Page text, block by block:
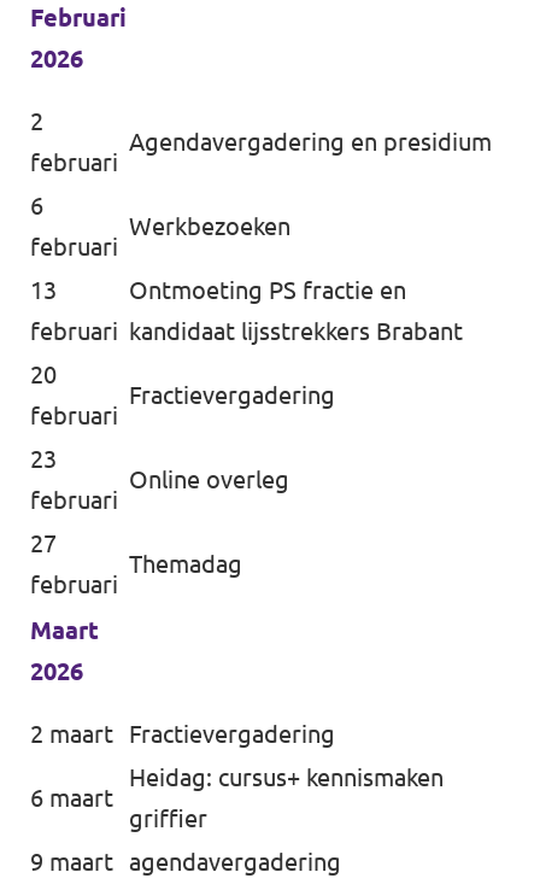
Februari
2026
2
februari
Agendavergadering en presidium
6
februari
Werkbezoeken
13
februari
Ontmoeting PS fractie en
kandidaat lijsstrekkers Brabant
20
februari
Fractievergadering
23
februari
Online overleg
27
februari
Themadag
Maart
2026
2 maart Fractievergadering
6 maart
Heidag: cursus+ kennismaken
griffier
9 maart agendavergadering